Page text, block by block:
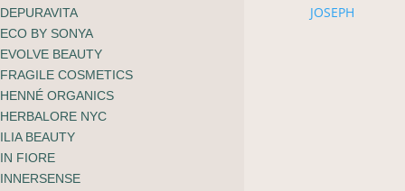
CHF24.90
Belebend und erfrischend.
100ml
DEPURAVITA
ECO BY SONYA
EVOLVE BEAUTY
FRAGILE COSMETICS
HENNÉ ORGANICS
HERBALORE NYC
ILIA BEAUTY
IN FIORE
INNERSENSE